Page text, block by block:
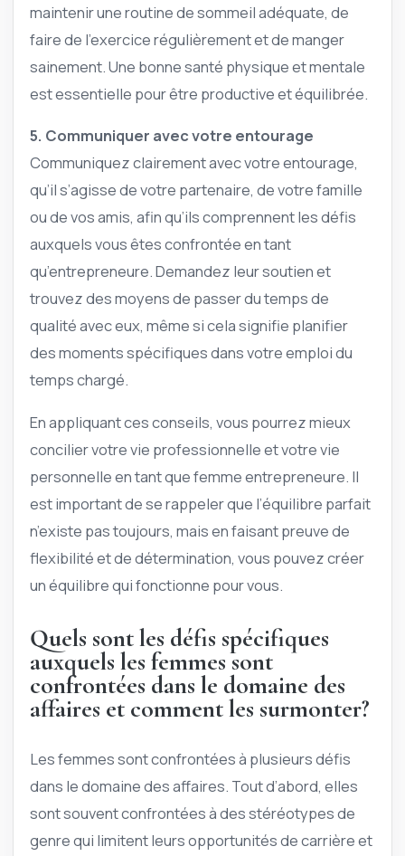
maintenir une routine de sommeil adéquate, de
faire de l’exercice régulièrement et de manger
sainement. Une bonne santé physique et mentale
est essentielle pour être productive et équilibrée.
5. Communiquer avec votre entourage
Communiquez clairement avec votre entourage,
qu’il s’agisse de votre partenaire, de votre famille
ou de vos amis, afin qu’ils comprennent les défis
auxquels vous êtes confrontée en tant
qu’entrepreneure. Demandez leur soutien et
trouvez des moyens de passer du temps de
qualité avec eux, même si cela signifie planifier
des moments spécifiques dans votre emploi du
temps chargé.
En appliquant ces conseils, vous pourrez mieux
concilier votre vie professionnelle et votre vie
personnelle en tant que femme entrepreneure. Il
est important de se rappeler que l’équilibre parfait
n’existe pas toujours, mais en faisant preuve de
flexibilité et de détermination, vous pouvez créer
un équilibre qui fonctionne pour vous.
Quels sont les défis spécifiques
auxquels les femmes sont
confrontées dans le domaine des
affaires et comment les surmonter?
Les femmes sont confrontées à plusieurs défis
dans le domaine des affaires. Tout d’abord, elles
sont souvent confrontées à des stéréotypes de
genre qui limitent leurs opportunités de carrière et